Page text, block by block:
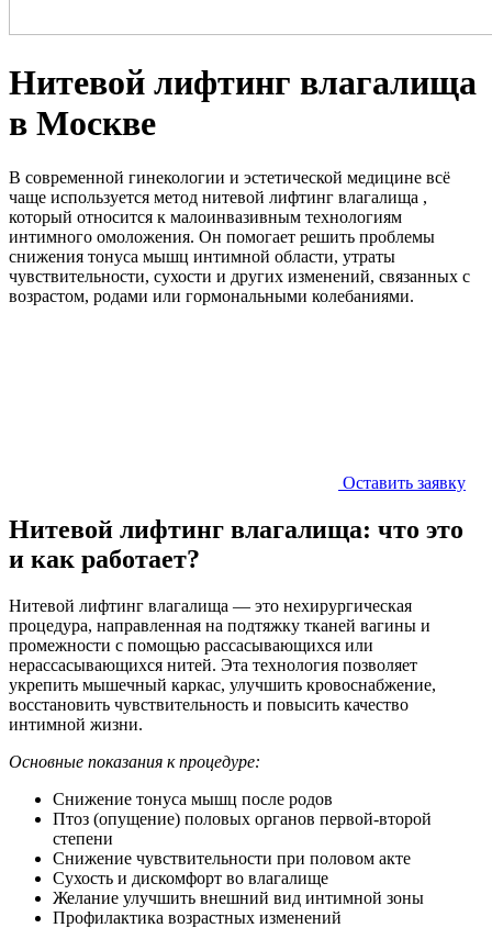
Нитевой лифтинг влагалища
в Москве
В современной гинекологии и эстетической медицине всё
чаще используется метод нитевой лифтинг влагалища ,
который относится к малоинвазивным технологиям
интимного омоложения. Он помогает решить проблемы
снижения тонуса мышц интимной области, утраты
чувствительности, сухости и других изменений, связанных с
возрастом, родами или гормональными колебаниями.
Оставить заявку
Нитевой лифтинг влагалища: что это
и как работает?
Нитевой лифтинг влагалища — это нехирургическая
процедура, направленная на подтяжку тканей вагины и
промежности с помощью рассасывающихся или
нерассасывающихся нитей. Эта технология позволяет
укрепить мышечный каркас, улучшить кровоснабжение,
восстановить чувствительность и повысить качество
интимной жизни.
Основные показания к процедуре:
Снижение тонуса мышц после родов
Птоз (опущение) половых органов первой-второй
степени
Снижение чувствительности при половом акте
Сухость и дискомфорт во влагалище
Желание улучшить внешний вид интимной зоны
Профилактика возрастных изменений